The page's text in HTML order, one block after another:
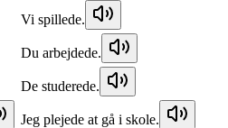
Vi spillede.
Du arbejdede.
De studerede.
Jeg plejede at gå i skole.